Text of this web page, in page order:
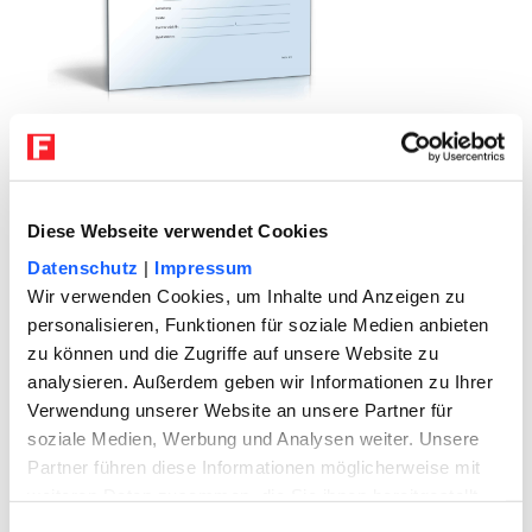
Diese Webseite verwendet Cookies
Datenschutz | Impressum
Wir verwenden Cookies, um Inhalte und Anzeigen zu
personalisieren, Funktionen für soziale Medien anbieten
zu können und die Zugriffe auf unsere Website zu
analysieren. Außerdem geben wir Informationen zu Ihrer
Verwendung unserer Website an unsere Partner für
soziale Medien, Werbung und Analysen weiter. Unsere
Partner führen diese Informationen möglicherweise mit